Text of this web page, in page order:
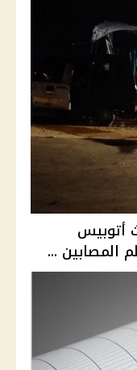
في حادث أتوبيس
المصابين ...